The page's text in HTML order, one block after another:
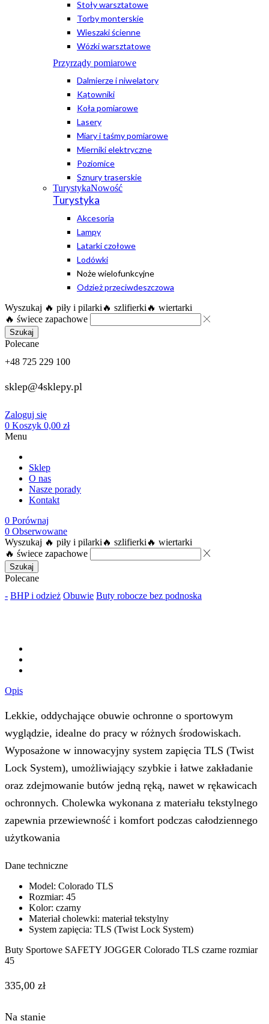
Stoły warsztatowe
Torby monterskie
Wieszaki ścienne
Wózki warsztatowe
Przyrządy pomiarowe
Dalmierze i niwelatory
Kątowniki
Koła pomiarowe
Lasery
Miary i taśmy pomiarowe
Mierniki elektryczne
Poziomice
Sznury traserskie
TurystykaNowość
Turystyka
Akcesoria
Lampy
Latarki czołowe
Lodówki
Noże wielofunkcyjne
Odzież przeciwdeszczowa
Wyszukaj 🔥 piły i pilarki 🔥 szlifierki 🔥 wiertarki
🔥 świece zapachowe
Szukaj
Polecane
+48 725 229 100
sklep@4sklepy.pl
Zaloguj się
0 Koszyk 0,00 zł
Menu
Sklep
O nas
Nasze porady
Kontakt
0 Porównaj
0 Obserwowane
Wyszukaj 🔥 piły i pilarki 🔥 szlifierki 🔥 wiertarki
🔥 świece zapachowe
Szukaj
Polecane
- BHP i odzież Obuwie Buty robocze bez podnoska
Opis
Lekkie, oddychające obuwie ochronne o sportowym
wyglądzie, idealne do pracy w różnych środowiskach.
Wyposażone w innowacyjny system zapięcia TLS (Twist
Lock System), umożliwiający szybkie i łatwe zakładanie
oraz zdejmowanie butów jedną ręką, nawet w rękawicach
ochronnych. Cholewka wykonana z materiału tekstylnego
zapewnia przewiewność i komfort podczas całodziennego
użytkowania
Dane techniczne
Model: Colorado TLS
Rozmiar: 45
Kolor: czarny
Materiał cholewki: materiał tekstylny
System zapięcia: TLS (Twist Lock System)
Buty Sportowe SAFETY JOGGER Colorado TLS czarne rozmiar
45
335,00 zł
Na stanie